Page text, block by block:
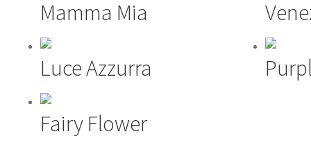
Mamma Mia
Luce Azzurra
Fairy Flower